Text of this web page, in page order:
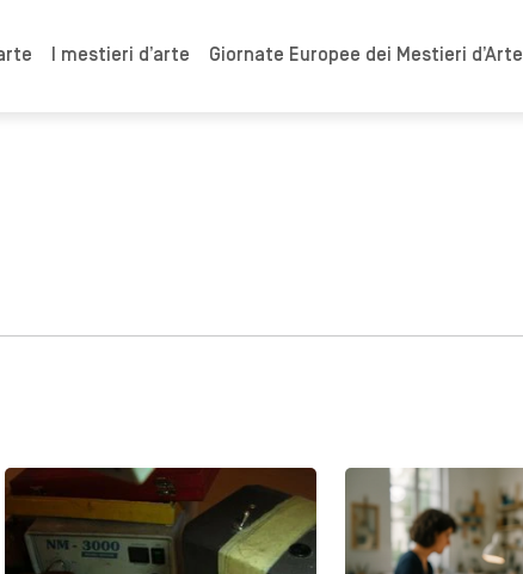
I mestieri d’arte Giornate Europee dei Mestieri d’Arte